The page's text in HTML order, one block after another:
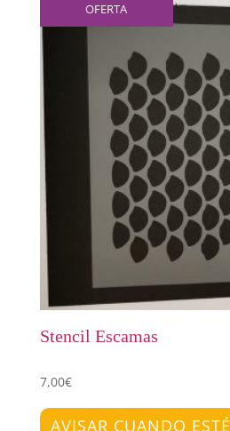
OFERTA
Stencil Escamas
7,00€
AVISAR CUANDO ESTÉ